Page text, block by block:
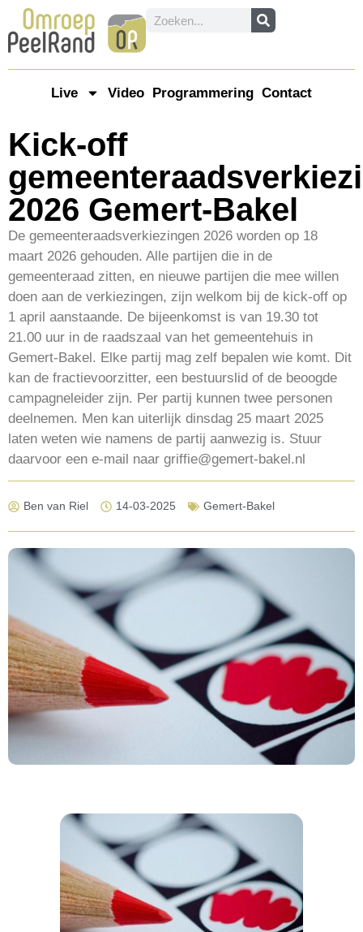
Live Video Programmering Contact
Kick-off
2026 Gemert-Bakel
De gemeenteraadsverkiezingen 2026 worden op 18
maart 2026 gehouden. Alle partijen die in de
gemeenteraad zitten, en nieuwe partijen die mee willen
doen aan de verkiezingen, zijn welkom bij de kick-off op
1 april aanstaande. De bijeenkomst is van 19.30 tot
21.00 uur in de raadszaal van het gemeentehuis in
Gemert-Bakel. Elke partij mag zelf bepalen wie komt. Dit
kan de fractievoorzitter, een bestuurslid of de beoogde
campagneleider zijn. Per partij kunnen twee personen
deelnemen. Men kan uiterlijk dinsdag 25 maart 2025
laten weten wie namens de partij aanwezig is. Stuur
daarvoor een e-mail naar griffie@gemert-bakel.nl
Ben van Riel 14-03-2025 Gemert-Bakel